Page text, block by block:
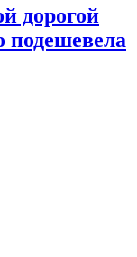
дорогой
подешевела